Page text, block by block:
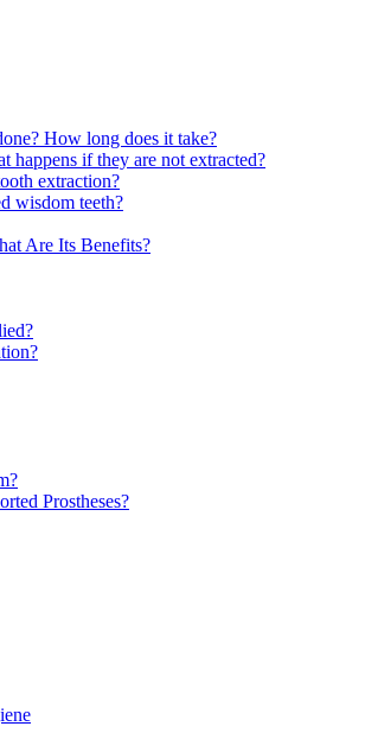
How long does it take?
happens if they are not extracted?
extraction?
wisdom teeth?
Are Its Benefits?
Prostheses?